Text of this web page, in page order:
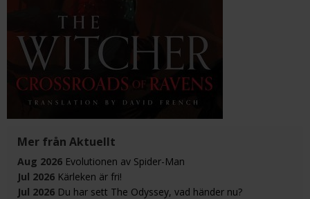
Mer från Aktuellt
Aug 2026 Evolutionen av Spider-Man
Jul 2026 Kärleken är fri!
Jul 2026 Du har sett The Odyssey, vad händer nu?